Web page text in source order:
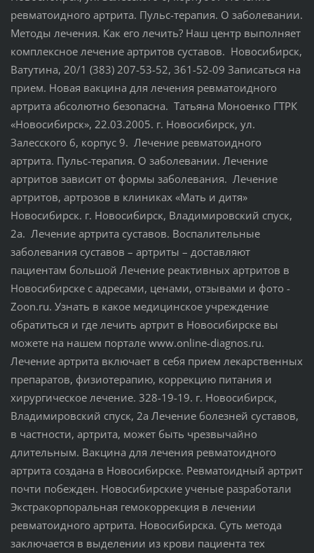
ревматоидного артрита. Пульс-терапия. О заболевании.
Методы лечения. Как его лечить? Наш центр выполняет
комплексное лечение артритов суставов. Новосибирск,
Ватутина, 20/1 (383) 207-53-52, 361-52-09 Записаться на
прием. Новая вакцина для лечения ревматоидного
артрита абсолютно безопасна. Татьяна Моноенко ГТРК
«Новосибирск», 22.03.2005. г. Новосибирск, ул.
Залесского 6, корпус 9. Лечение ревматоидного
артрита. Пульс-терапия. О заболевании. Лечение
артритов зависит от формы заболевания. Лечение
артритов, артрозов в клиниках «Мать и дитя»
Новосибирск. г. Новосибирск, Владимировский спуск,
2а. Лечение артрита суставов. Воспалительные
заболевания суставов – артриты – доставляют
пациентам большой Лечение реактивных артритов в
Новосибирске с адресами, ценами, отзывами и фото -
Zoon.ru. Узнать в какое медицинское учреждение
обратиться и где лечить артрит в Новосибирске вы
можете на нашем портале www.online-diagnos.ru.
Лечение артрита включает в себя прием лекарственных
препаратов, физиотерапию, коррекцию питания и
хирургическое лечение. 328-19-19. г. Новосибирск,
Владимировский спуск, 2а Лечение болезней суставов,
в частности, артрита, может быть чрезвычайно
длительным. Вакцина для лечения ревматоидного
артрита создана в Новосибирске. Ревматоидный артрит
почти побежден. Новосибирские ученые разработали
Экстракорпоральная гемокоррекция в лечении
ревматоидного артрита. Новосибирска. Суть метода
заключается в выделении из крови пациента тех